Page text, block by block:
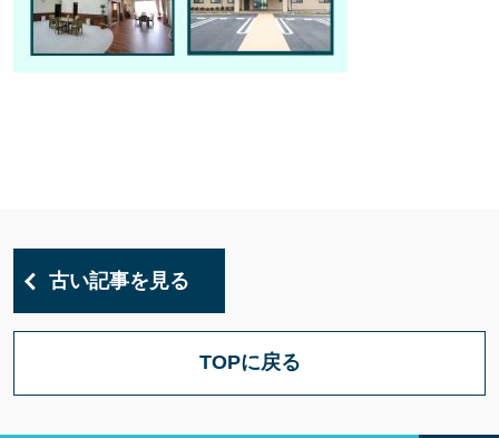
古い記事を見る
TOPに戻る